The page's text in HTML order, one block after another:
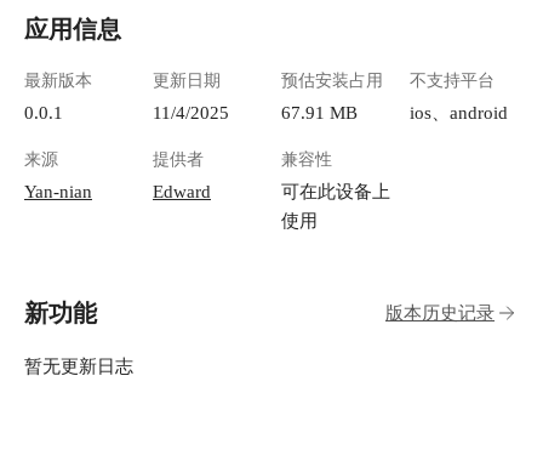
应用信息
最新版本
0.0.1
更新日期
11/4/2025
预估安装占用
67.91 MB
不支持平台
ios、android
来源
Yan-nian
提供者
Edward
兼容性
可在此设备上
使用
新功能 版本历史记录
暂无更新日志